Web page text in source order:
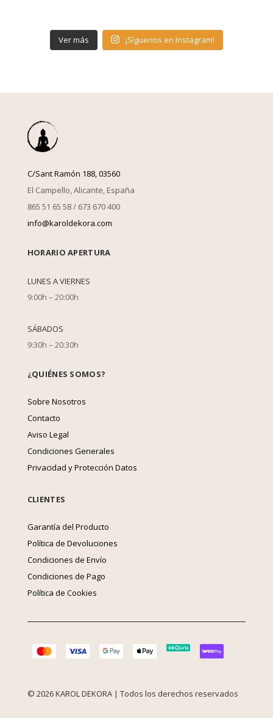
Ver más ¡Síguenos en Instagram!
C/Sant Ramón 188, 03560
El Campello, Alicante, España
865 51 65 58 / 673 670 400
info@karoldekora.com
HORARIO APERTURA
LUNES A VIERNES
9:00h – 20:00h
SÁBADOS
9:30h – 20:30h
¿QUIÉNES SOMOS?
Sobre Nosotros
Contacto
Aviso Legal
Condiciones Generales
Privacidad y Protección Datos
CLIENTES
Garantía del Producto
Política de Devoluciones
Condiciones de Envío
Condiciones de Pago
Política de Cookies
© 2026 KAROL DEKORA | Todos los derechos reservados